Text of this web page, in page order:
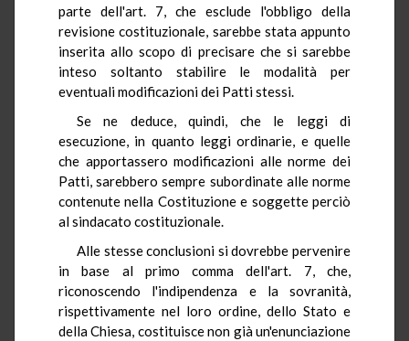
parte dell'art. 7, che esclude l'obbligo della
revisione costituzionale, sarebbe stata appunto
inserita allo scopo di precisare che si sarebbe
inteso soltanto stabilire le modalità per
eventuali modificazioni dei Patti stessi.
Se ne deduce, quindi, che le leggi di
esecuzione, in quanto leggi ordinarie, e quelle
che apportassero modificazioni alle norme dei
Patti, sarebbero sempre subordinate alle norme
contenute nella Costituzione e soggette perciò
al sindacato costituzionale.
Alle stesse conclusioni si dovrebbe pervenire
in base al primo comma dell'art. 7, che,
riconoscendo l'indipendenza e la sovranità,
rispettivamente nel loro ordine, dello Stato e
della Chiesa, costituisce non già un'enunciazione